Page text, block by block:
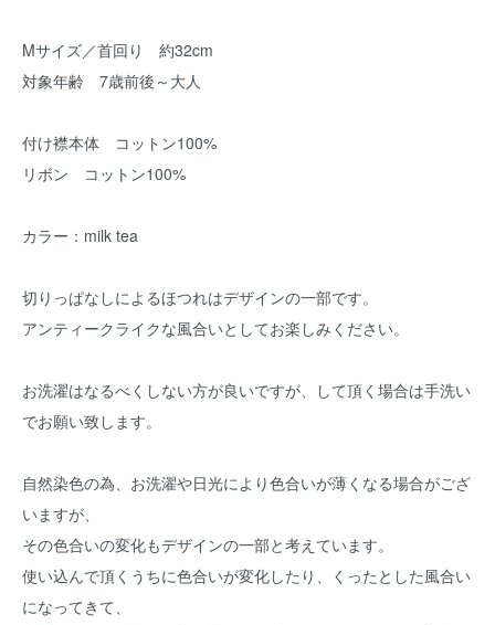
Mサイズ／首回り 約32cm
対象年齢 7歳前後～大人
付け襟本体 コットン100%
リボン コットン100%
カラー：milk tea
切りっぱなしによるほつれはデザインの一部です。
アンティークライクな風合いとしてお楽しみください。
お洗濯はなるべくしない方が良いですが、して頂く場合は手洗い
でお願い致します。
自然染色の為、お洗濯や日光により色合いが薄くなる場合がござ
いますが、
その色合いの変化もデザインの一部と考えています。
使い込んで頂くうちに色合いが変化したり、くったとした風合い
になってきて、